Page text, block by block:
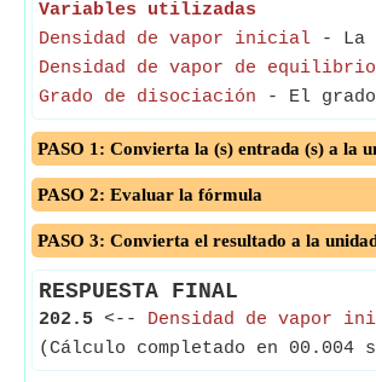
Variables utilizadas
Densidad de vapor inicial - La
Densidad de vapor de equilibrio
Grado de disociación - El
PASO 1: Convierta la (s) entrada (s) a la
PASO 2: Evaluar la fórmula
PASO 3: Convierta el resultado a la
RESPUESTA FINAL
202.5 <-- Densidad de vapor
(Cálculo completado en 00.004